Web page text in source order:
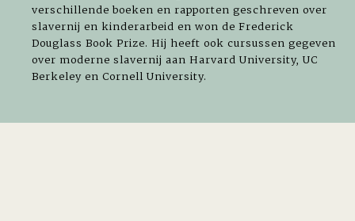
verschillende boeken en rapporten geschreven over
slavernij en kinderarbeid en won de Frederick
Douglass Book Prize. Hij heeft ook cursussen gegeven
over moderne slavernij aan Harvard University, UC
Berkeley en Cornell University.